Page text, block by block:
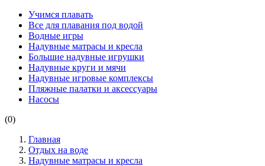
Учимся плавать
Все для плавания под водой
Водные игры
Надувные матрасы и кресла
Большие надувные игрушки
Надувные круги и мячи
Надувные игровые комплексы
Пляжные палатки и аксессуары
Насосы
(0)
Главная
Отдых на воде
Надувные матрасы и кресла